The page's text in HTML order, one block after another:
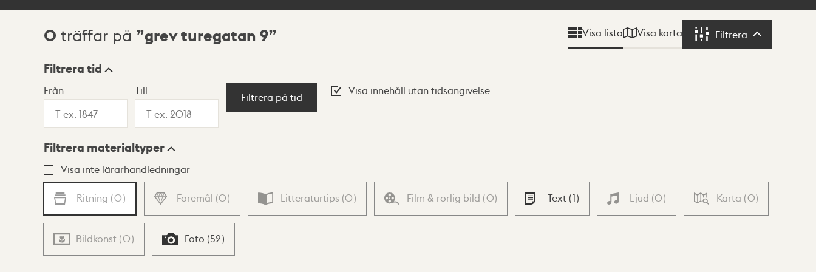
Sökresultat
0 träffar på grev turegatan 9 Visa lista Visa karta Filtrera Filtrera
Visningsläge
Lista Karta
Filtrera tid
Från Till
Filtrera på tid
Visa innehåll utan tidsangivelse
Filtrera materialtyper
Visa inte lärarhandledningar
Ritning (0) Föremål (0) Litteraturtips (0) Film & rörlig bild (0) Text (1) Ljud (0) Karta (0)
Bildkonst (0) Foto (52)